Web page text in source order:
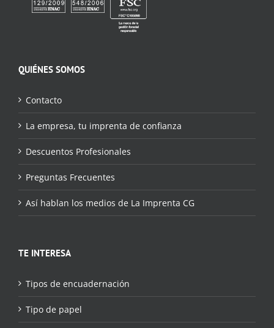
QUIÉNES SOMOS
Contacto
La empresa, tu imprenta de confianza
Descuentos Profesionales
Preguntas Frecuentes
Así hablan los medios de La Imprenta CG
TE INTERESA
Tipos de encuadernación
Tipo de papel